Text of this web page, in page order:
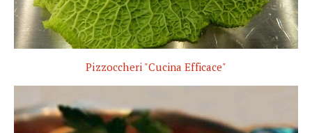
Pizzoccheri "Cucina Efficace"